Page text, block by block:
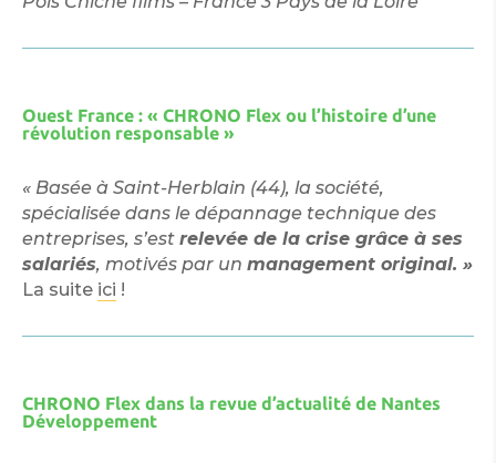
Ouest France : « CHRONO Flex ou l’histoire d’une
révolution responsable »
« Basée à Saint-Herblain (44), la société,
spécialisée dans le dépannage technique des
entreprises, s’est relevée de la crise grâce à ses
salariés, motivés par un management original. »
La suite ici !
CHRONO Flex dans la revue d’actualité de Nantes
Développement